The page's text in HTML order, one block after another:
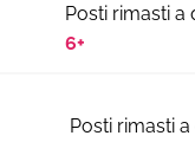
6+